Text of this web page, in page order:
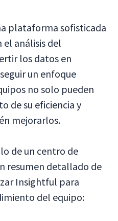
plataforma sofisticada
análisis del
los datos en
un enfoque
no solo pueden
de su eficiencia y
mejorarlos.
de un centro de
resumen detallado de
Insightful para
del equipo: